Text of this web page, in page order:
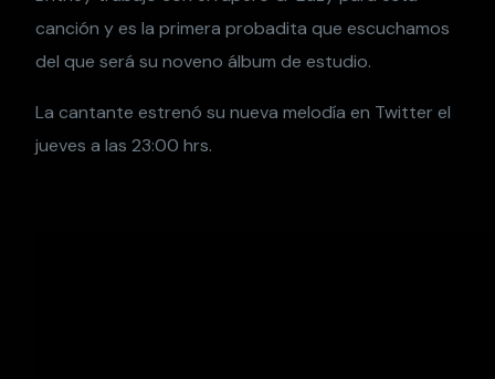
canción y es la primera probadita que escuchamos
del que será su noveno álbum de estudio.
La cantante estrenó su nueva melodía en Twitter el
jueves a las 23:00 hrs.